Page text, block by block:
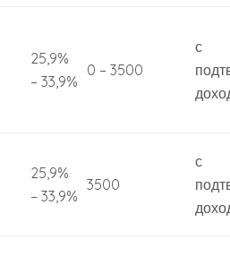
25,9%
– 33,9%
0 – 3500
с
25,9%
– 33,9%
3500
с